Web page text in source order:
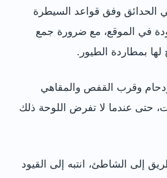
الحدائق وفق قواعد السيطرة
في الموقع، مع ضرورة جمع
بمطاردة الطيور.
وقرب القفص والمقاهي
حتى عندما لا تفرض اللوحة ذلك
إلى الشاطئ، انتبه إلى القيود